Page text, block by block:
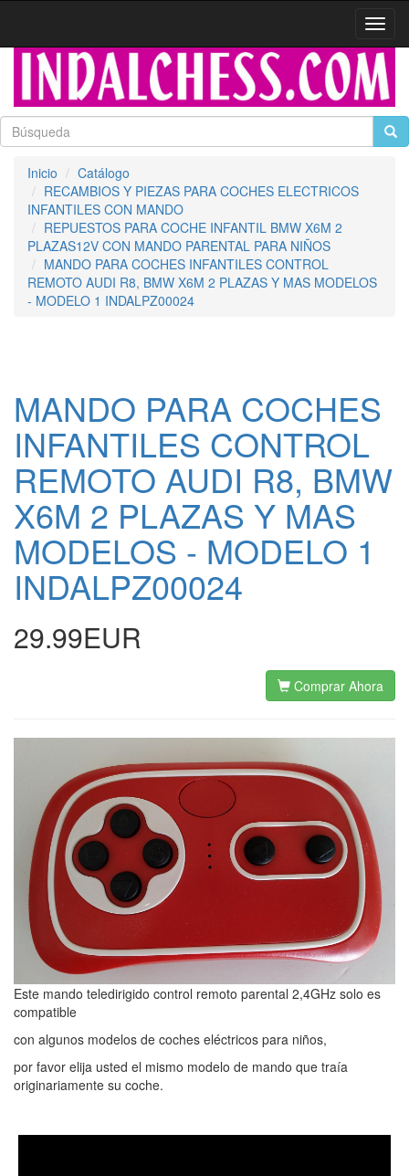
Inicio
Catálogo
RECAMBIOS Y PIEZAS PARA COCHES ELECTRICOS
INFANTILES CON MANDO
REPUESTOS PARA COCHE INFANTIL BMW X6M 2
PLAZAS12V CON MANDO PARENTAL PARA NIÑOS
MANDO PARA COCHES INFANTILES CONTROL
REMOTO AUDI R8, BMW X6M 2 PLAZAS Y MAS MODELOS
- MODELO 1 INDALPZ00024
MANDO PARA COCHES
INFANTILES CONTROL
REMOTO AUDI R8, BMW
X6M 2 PLAZAS Y MAS
MODELOS - MODELO 1
INDALPZ00024
29.99EUR
Comprar Ahora
Este mando teledirigido control remoto parental 2,4GHz solo es
compatible
con algunos modelos de coches eléctricos para niños,
por favor elija usted el mismo modelo de mando que traía
originariamente su coche.